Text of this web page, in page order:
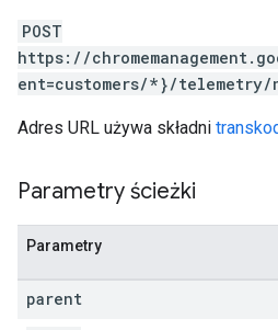
POST
https://
ent=customers/*}/
Adres URL używa składni
Parametry ścieżki
Parametry
parent